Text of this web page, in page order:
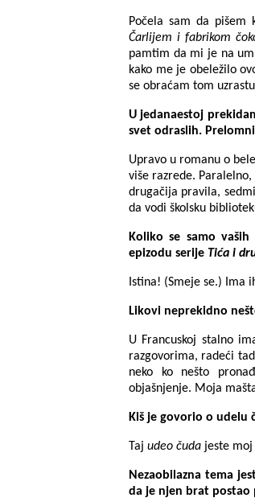
Počela sam da pišem
Čarlijem i fabrikom
pamtim da mi je na
kako me je obeležilo
se obraćam tom
U jedanaestoj
svet odraslih.
Upravo u romanu o
više razrede.
drugačija pravila,
da vodi školsku
Koliko se samo
epizodu serije Tića i
Istina! (Smeje se.) Ima
Likovi neprekidno
U Francuskoj stalno
razgovorima, radeći
neko ko nešto
objašnjenje. Moja
Kiš je govorio o udelu
Taj udeo čuda jeste
Nezaobilazna tema
da je njen brat postao